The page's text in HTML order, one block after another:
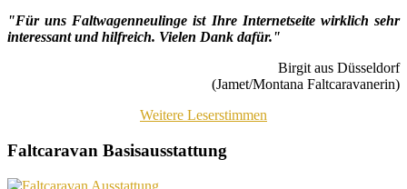
"Für uns Faltwagenneulinge ist Ihre Internetseite wirklich sehr
interessant und hilfreich. Vielen Dank dafür."
Birgit aus Düsseldorf
(Jamet/Montana Faltcaravanerin)
Weitere Leserstimmen
Faltcaravan Basisausstattung